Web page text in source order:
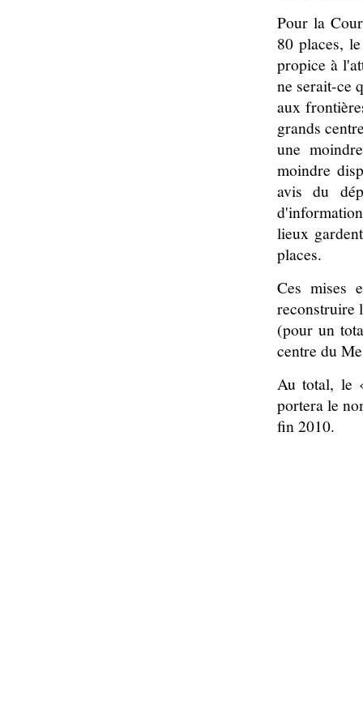
Pour la
80 places,
propice à
ne serait-ce
aux
grands
une
moindre
avis du
lieux
places.
Ces mises
reconstruire
(pour un
centre du
Au total, le
portera le
fin 2010.